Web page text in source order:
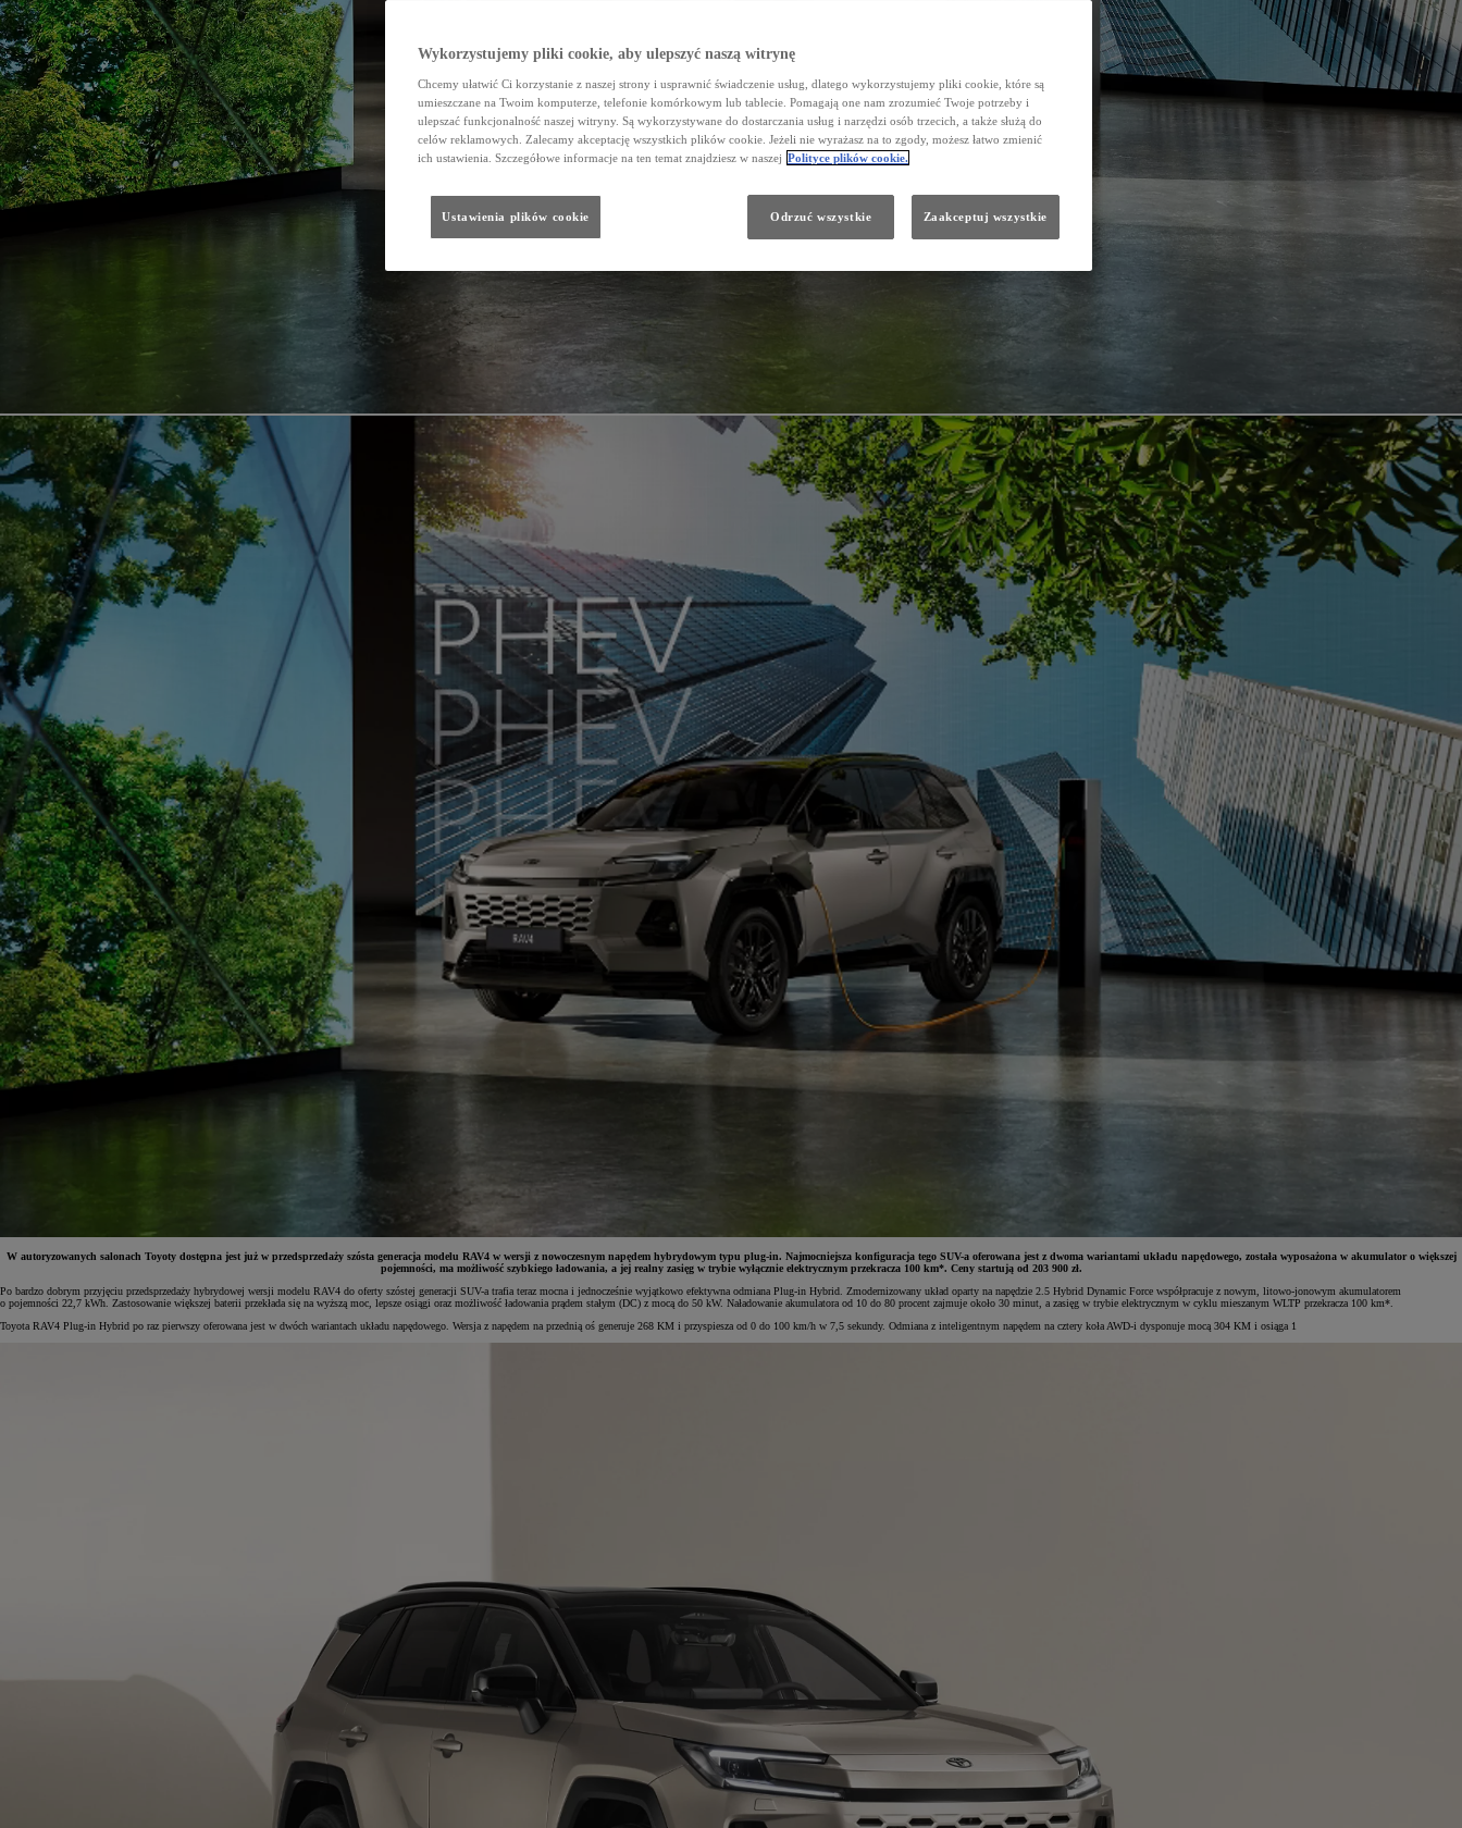
W autoryzowanych salonach Toyoty dostępna jest już w przedsprzedaży szósta generacja modelu RAV4 w wersji z nowoczesnym napędem hybrydowym typu plug-in. Najmocniejsza konfiguracja tego SUV-a oferowana jest z dwoma wariantami układu napędowego, została wyposażona w akumulator o większej
pojemności, ma możliwość szybkiego ładowania, a jej realny zasięg w trybie wyłącznie elektrycznym przekracza 100 km*. Ceny startują od 203 900 zł.
Po bardzo dobrym przyjęciu przedsprzedaży hybrydowej wersji modelu RAV4 do oferty szóstej generacji SUV-a trafia teraz mocna i jednocześnie wyjątkowo efektywna odmiana Plug-in Hybrid. Zmodernizowany układ oparty na napędzie 2.5 Hybrid Dynamic Force współpracuje z nowym, litowo-jonowym akumulatorem
o pojemności 22,7 kWh. Zastosowanie większej baterii przekłada się na wyższą moc, lepsze osiągi oraz możliwość ładowania prądem stałym (DC) z mocą do 50 kW. Naładowanie akumulatora od 10 do 80 procent zajmuje około 30 minut, a zasięg w trybie elektrycznym w cyklu mieszanym WLTP przekracza 100 km*.
Toyota RAV4 Plug-in Hybrid po raz pierwszy oferowana jest w dwóch wariantach układu napędowego. Wersja z napędem na przednią oś generuje 268 KM i przyspiesza od 0 do 100 km/h w 7,5 sekundy. Odmiana z inteligentnym napędem na cztery koła AWD-i dysponuje mocą 304 KM i osiąga 1
Wykorzystujemy pliki cookie, aby ulepszyć naszą witrynę
Chcemy ułatwić Ci korzystanie z naszej strony i usprawnić świadczenie usług, dlatego wykorzystujemy pliki cookie, które są
umieszczane na Twoim komputerze, telefonie komórkowym lub tablecie. Pomagają one nam zrozumieć Twoje potrzeby i
ulepszać funkcjonalność naszej witryny. Są wykorzystywane do dostarczania usług i narzędzi osób trzecich, a także służą do
celów reklamowych. Zalecamy akceptację wszystkich plików cookie. Jeżeli nie wyrażasz na to zgody, możesz łatwo zmienić
ich ustawienia. Szczegółowe informacje na ten temat znajdziesz w naszej Polityce plików cookie.
Ustawienia plików cookie Odrzuć wszystkie Zaakceptuj wszystkie